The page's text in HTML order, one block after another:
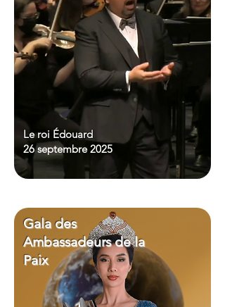
Le roi Édouard
26 septembre 2025
Gala des
Ambassadeurs de la
Paix